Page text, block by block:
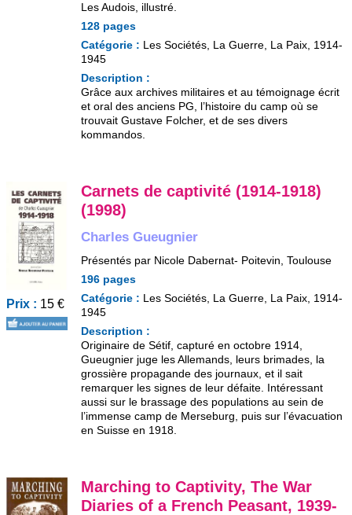
Les Audois, illustré.
128 pages
Catégorie : Les Sociétés, La Guerre, La Paix, 1914-
1945
Description :
Grâce aux archives militaires et au témoignage écrit
et oral des anciens PG, l’histoire du camp où se
trouvait Gustave Folcher, et de ses divers
kommandos.
Prix : 15 €
Carnets de captivité (1914-1918)
(1998)
Charles Gueugnier
Présentés par Nicole Dabernat- Poitevin, Toulouse
196 pages
Catégorie : Les Sociétés, La Guerre, La Paix, 1914-
1945
Description :
Originaire de Sétif, capturé en octobre 1914,
Gueugnier juge les Allemands, leurs brimades, la
grossière propagande des journaux, et il sait
remarquer les signes de leur défaite. Intéressant
aussi sur le brassage des populations au sein de
l’immense camp de Merseburg, puis sur l’évacuation
en Suisse en 1918.
Marching to Captivity, The War
Diaries of a French Peasant, 1939-